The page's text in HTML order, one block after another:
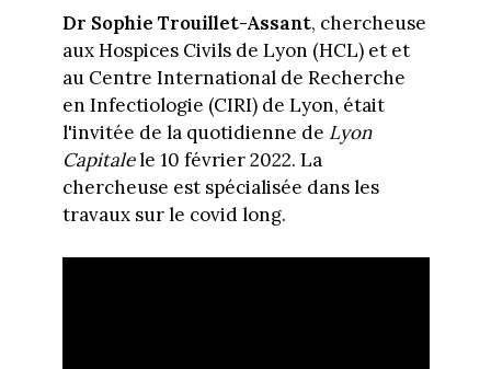
Dr Sophie Trouillet-Assant, chercheuse
aux Hospices Civils de Lyon (HCL) et et
au Centre International de Recherche
en Infectiologie (CIRI) de Lyon, était
l'invitée de la quotidienne de Lyon
Capitalele 10 février 2022. La
chercheuse est spécialisée dans les
travaux sur le covid long.